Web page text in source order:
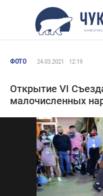
ФОТО 24.03.2021 12:19
Открытие VI
малочисленных